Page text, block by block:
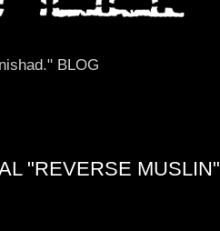
BLOG
"REVERSE MUSLIN"